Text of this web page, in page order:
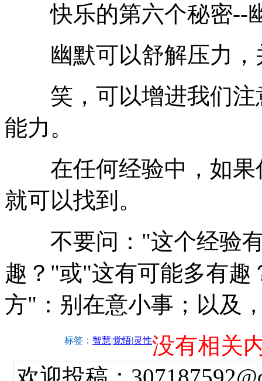
快乐的第六个秘密--
幽默可以舒解压力，
笑，可以增进我们注
能力。
在任何经验中，如果
就可以找到。
不要问："这个经验有
趣？"或"这有可能多有
方"：别在意小事；以及
标签： 智慧|觉悟|灵性没有相关